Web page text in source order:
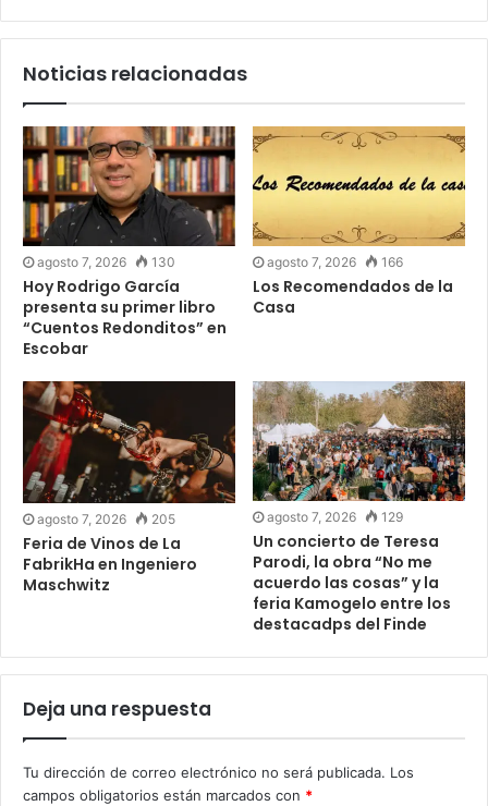
Noticias relacionadas
agosto 7, 2026 130
Hoy Rodrigo García
presenta su primer libro
“Cuentos Redonditos” en
Escobar
agosto 7, 2026 166
Los Recomendados de la
Casa
agosto 7, 2026 205
Feria de Vinos de La
FabrikHa en Ingeniero
Maschwitz
agosto 7, 2026 129
Un concierto de Teresa
Parodi, la obra “No me
acuerdo las cosas” y la
feria Kamogelo entre los
destacadps del Finde
Deja una respuesta
Tu dirección de correo electrónico no será publicada. Los
campos obligatorios están marcados con *